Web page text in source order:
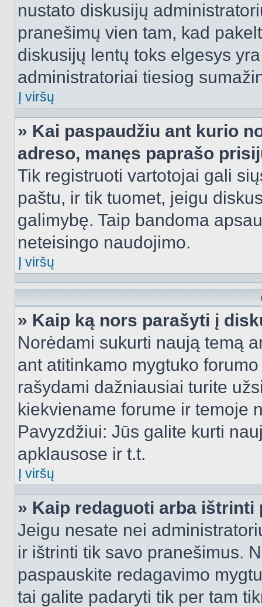
nustato diskusijų
pranešimų vien tam, kad
diskusijų lentų toks elgesys
administratoriai tiesiog
Į viršų
» Kai paspaudžiu ant kurio
adreso, manęs paprašo
Tik registruoti vartotojai gali
paštu, ir tik tuomet, jeigu
galimybę. Taip bandoma
neteisingo naudojimo.
Į viršų
» Kaip ką nors parašyti į
Norėdami sukurti naują temą
ant atitinkamo mygtuko
rašydami dažniausiai turite
kiekviename forume ir temoje
Pavyzdžiui: Jūs galite kurti
apklausose ir t.t.
Į viršų
» Kaip redaguoti arba ištrinti
Jeigu nesate nei
ir ištrinti tik savo pranešimus.
paspauskite redagavimo
tai galite padaryti tik per tam